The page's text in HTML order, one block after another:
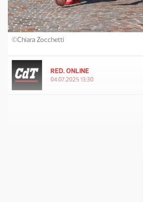
©Chiara Zocchetti
RED. ONLINE
04.07.2025 13:30